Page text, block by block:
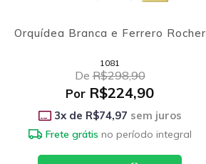
Orquídea Branca e Ferrero Rocher
1081
De R$298,90
Por R$224,90
3x de R$74,97 sem juros
Frete grátis no período integral